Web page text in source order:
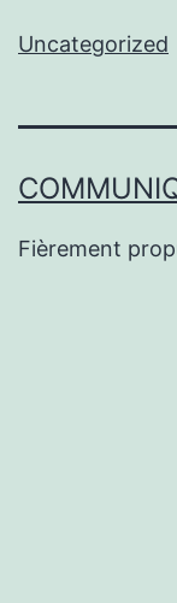
Uncategorized
Fièrement